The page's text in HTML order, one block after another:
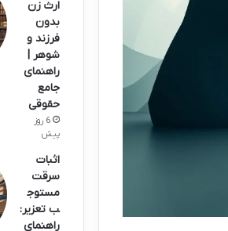
ارث زن
بدون
فرزند و
شوهر |
راهنمای
جامع
حقوقی
6 روز
پیش
اثبات
سرقت
مستوج
ب تعزیر:
راهنمای